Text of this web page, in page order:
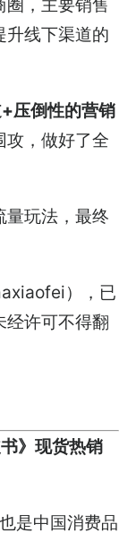
升线下渠道的
压倒性的营销
攻，做好了全
量玩法，最终
），已
经许可不得翻
》现货热销
是中国消费品